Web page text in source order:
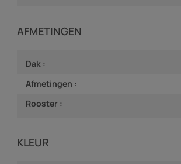
AFMETINGEN
Dak :
Afmetingen :
Rooster :
KLEUR